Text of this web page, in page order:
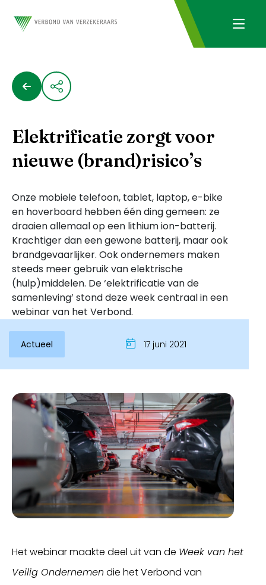
Inloggen
Elektrificatie zorgt voor
nieuwe (brand)risico’s
Onze mobiele telefoon, tablet, laptop, e-bike
en hoverboard hebben één ding gemeen: ze
draaien allemaal op een lithium ion-batterij.
Krachtiger dan een gewone batterij, maar ook
brandgevaarlijker. Ook ondernemers maken
steeds meer gebruik van elektrische
(hulp)middelen. De ‘elektrificatie van de
samenleving’ stond deze week centraal in een
webinar van het Verbond.
Actueel 17 juni 2021
Het webinar maakte deel uit van de Week van het
Veilig Ondernemen die het Verbond van